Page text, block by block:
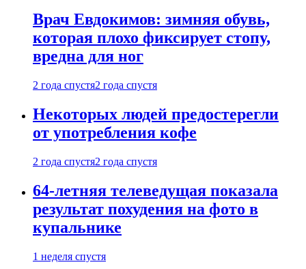
Врач Евдокимов: зимняя обувь,
которая плохо фиксирует стопу,
вредна для ног
2 года спустя2 года спустя
Некоторых людей предостерегли
от употребления кофе
2 года спустя2 года спустя
64-летняя телеведущая показала
результат похудения на фото в
купальнике
1 неделя спустя